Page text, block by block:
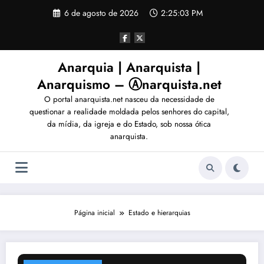
6 de agosto de 2026 2:25:06 PM
Anarquia | Anarquista |
Anarquismo – Ⓐnarquista.net
O portal anarquista.net nasceu da necessidade de
questionar a realidade moldada pelos senhores do capital,
da mídia, da igreja e do Estado, sob nossa ótica
anarquista.
Página inicial Estado e hierarquias